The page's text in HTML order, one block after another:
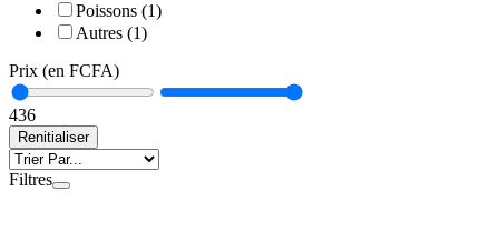
Poissons (1)
Autres (1)
Prix (en FCFA)
436
Renitialiser
Filtres